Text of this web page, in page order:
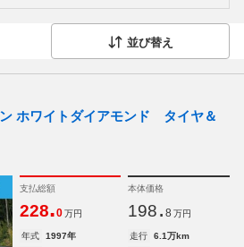
並び替え
ホワイトダイアモンド タイヤ＆
支払総額
228.0 万円
本体価格
198. 8 万円
年式 1997年 走行
6.1万km